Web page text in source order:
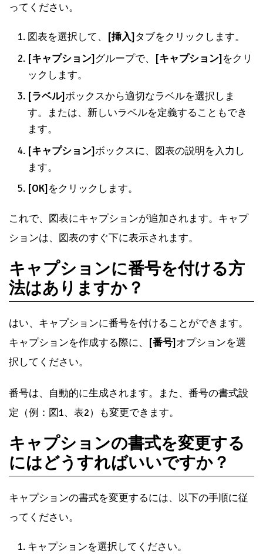
ってください。
図表を選択して、 [挿入]タブをクリックします。
[キャプション]グループで、 [キャプション]をクリ
ックします。
[ラベル]ボックスから適切なラベルを選択しま
す。または、新しいラベルを定義することもでき
ます。
[キャプション]ボックスに、図表の説明を入力し
ます。
[OK]をクリックします。
これで、図表にキャプションが追加されます。キャプ
ションは、図表のすぐ下に表示されます。
キャプションに番号を付ける方
法はありますか？
はい、キャプションに番号を付けることができます。
キャプションを作成する際に、
[番号]オプションを選
択してください。
番号は、自動的に生成されます。また、番号の書式設
定（例：図1、表2）も変更できます。
キャプションの書式を変更する
にはどうすればいいですか？
キャプションの書式を変更するには、以下の手順に従
ってください。
キャプションを選択してください。